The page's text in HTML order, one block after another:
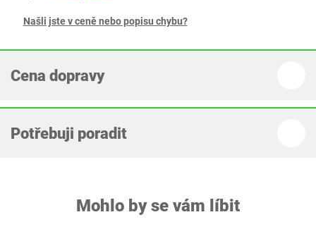
Našli jste v ceně nebo popisu chybu?
Cena dopravy
Potřebuji poradit
Mohlo by se vám líbit